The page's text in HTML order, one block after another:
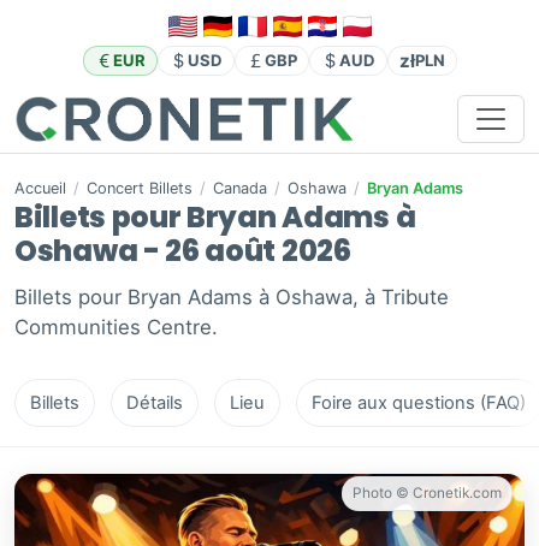
EUR USD GBP AUD złPLN
Accueil / Concert Billets / Canada / Oshawa / Bryan Adams
Billets pour Bryan Adams à
Oshawa - 26 août 2026
Billets pour Bryan Adams à Oshawa, à Tribute
Communities Centre.
Billets Détails Lieu Foire aux questions (FAQ)
Photo © Cronetik.com